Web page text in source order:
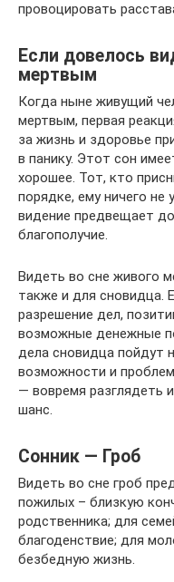
провоцировать
Если довелось
мертвым
Когда ныне живущий
мертвым, первая
за жизнь и здоровье
в панику. Этот сон
хорошее. Тот, кто
порядке, ему ничего не
видение предвещает
благополучие.
Видеть во сне живого
также и для сновидца.
разрешение дел,
возможные денежные
дела сновидца пойдут
возможности и
— вовремя разглядеть
шанс.
Сонник — Гроб
Видеть во сне гроб
пожилых – близкую
родственника; для
благоденствие; для
безбедную жизнь.